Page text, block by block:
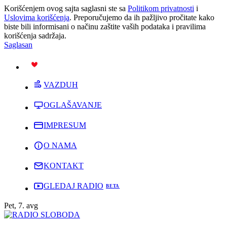
Korišćenjem ovog sajta saglasni ste sa Politikom privatnosti i
Uslovima korišćenja. Preporučujemo da ih pažljivo pročitate kako
biste bili informisani o načinu zaštite vaših podataka i pravilima
korišćenja sadržaja.
Saglasan
VAZDUH
OGLAŠAVANJE
IMPRESUM
O NAMA
KONTAKT
GLEDAJ RADIO
Pet, 7. avg